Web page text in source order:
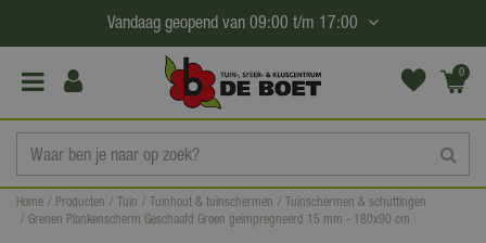
a
Home Producten Tuin Tuinhout & tuinschermen
Tuinschermen & schuttingen
Grenen Plankenscherm Geschaafd Groen geïmpregneerd 15 mm - 180x90 cm
Vandaag geopend van 09:00 t/m 17:00
0
(€0,